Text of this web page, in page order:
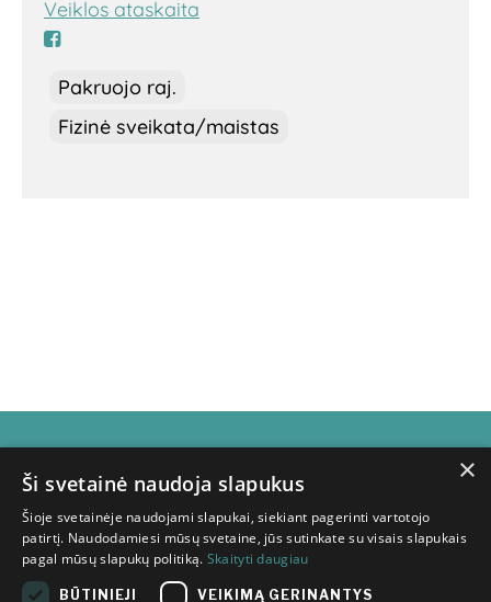
Pakruojo raj.
Fizinė sveikata/maistas
Veiklos ataskaita
Subscribe for
newsletter
×
Ši svetainė naudoja slapukus
Šioje svetainėje naudojami slapukai, siekiant pagerinti vartotojo
patirtį. Naudodamiesi mūsų svetaine, jūs sutinkate su visais slapukais
pagal mūsų slapukų politiką. Skaityti daugiau
BŪTINIEJI VEIKIMĄ GERINANTYS